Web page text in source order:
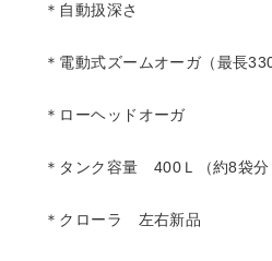
＊自動扱深さ
＊電動式ズームオーガ（最長
＊ローヘッドオーガ
＊タンク容量 400Ｌ（約8袋分
＊クローラ 左右新品